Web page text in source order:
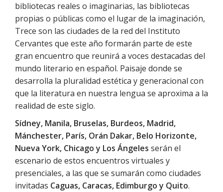
bibliotecas reales o imaginarias, las bibliotecas
propias o públicas como el lugar de la imaginación,
Trece son las ciudades de la red del Instituto
Cervantes que este año formarán parte de este
gran encuentro que reunirá a voces destacadas del
mundo literario en español. Paisaje donde se
desarrolla la pluralidad estética y generacional con
que la literatura en nuestra lengua se aproxima a la
realidad de este siglo.
Sídney, Manila, Bruselas, Burdeos, Madrid,
Mánchester, París, Orán Dakar, Belo Horizonte,
Nueva York, Chicago y Los Ángeles serán el
escenario de estos encuentros virtuales y
presenciales, a las que se sumarán como ciudades
invitadas Caguas, Caracas, Edimburgo y Quito.